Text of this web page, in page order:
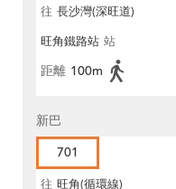
往 長沙灣(深旺道)
旺角鐵路站 站
距離 100m
新巴
701
往 旺角(循環線)